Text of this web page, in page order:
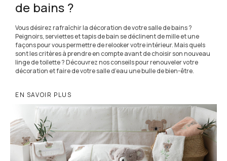
de bains ?
Vous désirez rafraîchir la décoration de votre salle de bains ?
Peignoirs, serviettes et tapis de bain se déclinent de mille et une
façons pour vous permettre de relooker votre intérieur. Mais quels
sont les critères à prendre en compte avant de choisir son nouveau
linge de toilette ? Découvrez nos conseils pour renouveler votre
décoration et faire de votre salle d’eau une bulle de bien-être.
EN SAVOIR PLUS